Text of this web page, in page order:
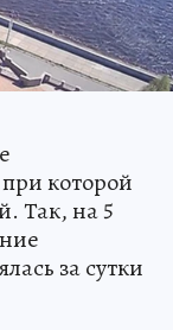
которой
Так, на 5
за сутки